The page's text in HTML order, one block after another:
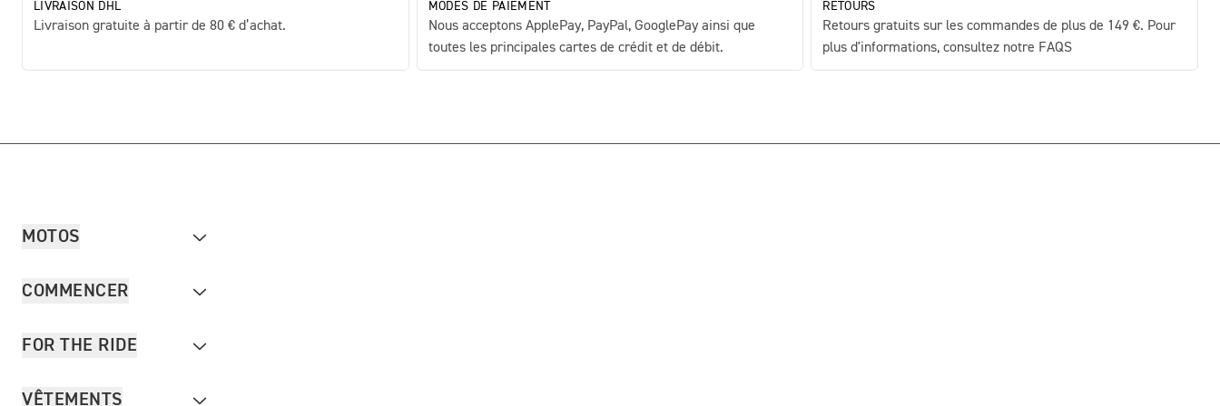
LIVRAISON DHL
Livraison gratuite à partir de 80 € d’achat.
MODES DE PAIEMENT
Nous acceptons ApplePay, PayPal, GooglePay ainsi que
toutes les principales cartes de crédit et de débit.
RETOURS
Retours gratuits sur les commandes de plus de 149 €. Pour
plus d'informations, consultez notre FAQS
MOTOS
COMMENCER
FOR THE RIDE
VÊTEMENTS